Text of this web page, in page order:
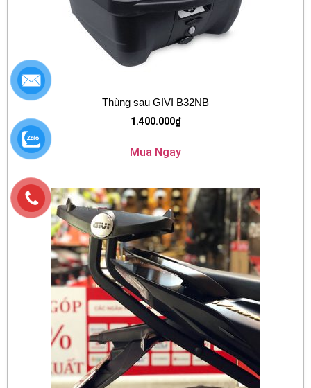
Thùng sau GIVI B32NB
1.400.000₫
Mua Ngay